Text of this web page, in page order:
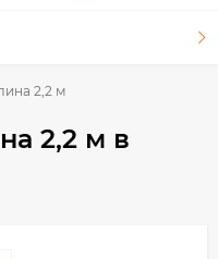
2,2 м
2,2 м в